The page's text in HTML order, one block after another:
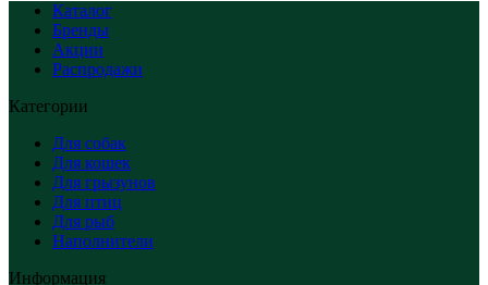
Каталог
Бренды
Акции
Распродажи
Категории
Для собак
Для кошек
Для грызунов
Для птиц
Для рыб
Наполнители
Информация